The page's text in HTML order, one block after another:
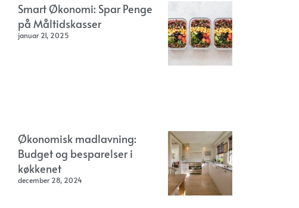
Smart Økonomi: Spar Penge
på Måltidskasser
januar 21, 2025
Økonomisk madlavning:
Budget og besparelser i
køkkenet
december 28, 2024